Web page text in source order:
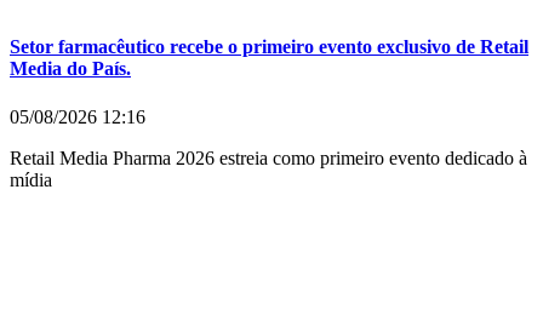
Setor farmacêutico recebe o primeiro evento exclusivo de Retail
Media do País.
05/08/2026 12:16
Retail Media Pharma 2026 estreia como primeiro evento dedicado à
mídia